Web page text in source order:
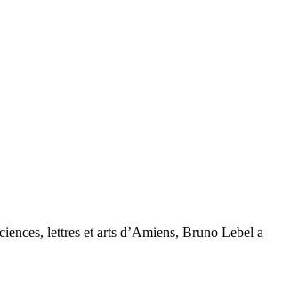
lettres et arts d’Amiens, Bruno Lebel a